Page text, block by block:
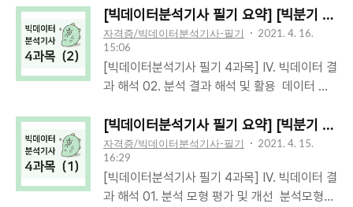
균형 데이터 처리기법 등 II. 빅데이터 ..
어야 한다고 생각한다.. 잘못 쓴 사과문을 보는
기분이다! 게다가 필기 "합격"이 아니라, "합격
예정"이다. 재검토 신청을 일주일간 받고, 그 과
정에서 합격 여부가 바뀔수도 있다는 것이다! 근
데 기출문제 공개도 안하고, 내 시험결과에서 어
검토 신청을 ..
를 말한다. 직무분야: 정보통신 중직무분야: 정
보기술 직무내용: 대용량의 데이터 집합으로부
터 유용한 정보를 찾고 결과를 예측하기 위해 목
적에 따라 분석기술과 방법론을 기반으로 정형/
비정형 대용량 데이터를 구축, 탐색, 분석하고
주요내용 필기검정방법: 객관식 문제개수: 80문
제 (4과목 20문제씩) 시험시간: 120분 (총 2시
간) 필기 4과목 - 1과목: 빅데이터 분석기획 (20
문제) - 2과목: 빅데이터 탐색 (20문제) - 3과
목: 빅데이터 모델링 (20문제) - 4과목: 빅데이
[빅데이터분석기사 필기 요약] [빅분기 4
자격증/빅데이터분석기사-필기
2021. 4. 16.
15:06
[빅데이터분석기사 필기 4과목] IV. 빅데이터 결
과 해석 02. 분석 결과 해석 및 활용 데이터 시
를 돕기 위해, 그림/도형 등의 그래픽 요소들을
이용하여 데이터를 묘사/표현기하/도형 양식을
이용하여, 데이터 특징을 설명할 수 있는 모양으
로 만든다데이터 시각화 기능: 설명/ 탐색/ 표현
데이터 시각화 목적: 정보전달/ 설득데이터 시각
[빅데이터분석기사 필기 요약] [빅분기 4과
자격증/빅데이터분석기사-필기
2021. 4. 15.
16:29
[빅데이터분석기사 필기 4과목] IV. 빅데이터 결
과 해석 01. 분석 모형 평가 및 개선 분석모형